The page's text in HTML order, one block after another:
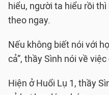
hiểu, người ta hiểu rồi
theo ngay.
Nếu không biết nói với
cả”, thầy Sình nói về
Hiện ở Huổi Lụ 1, thầy